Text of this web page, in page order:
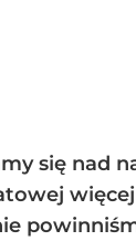
się nad